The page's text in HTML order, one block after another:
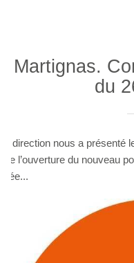
Martignas.
du
direction nous a présenté
de l’ouverture du nouveau